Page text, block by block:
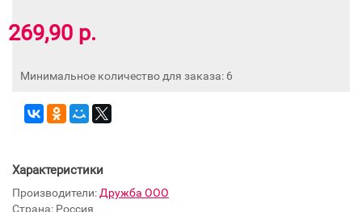
269,90 р.
Минимальное количество для заказа: 6
Характеристики
Производители: Дружба ООО
Страна: Россия